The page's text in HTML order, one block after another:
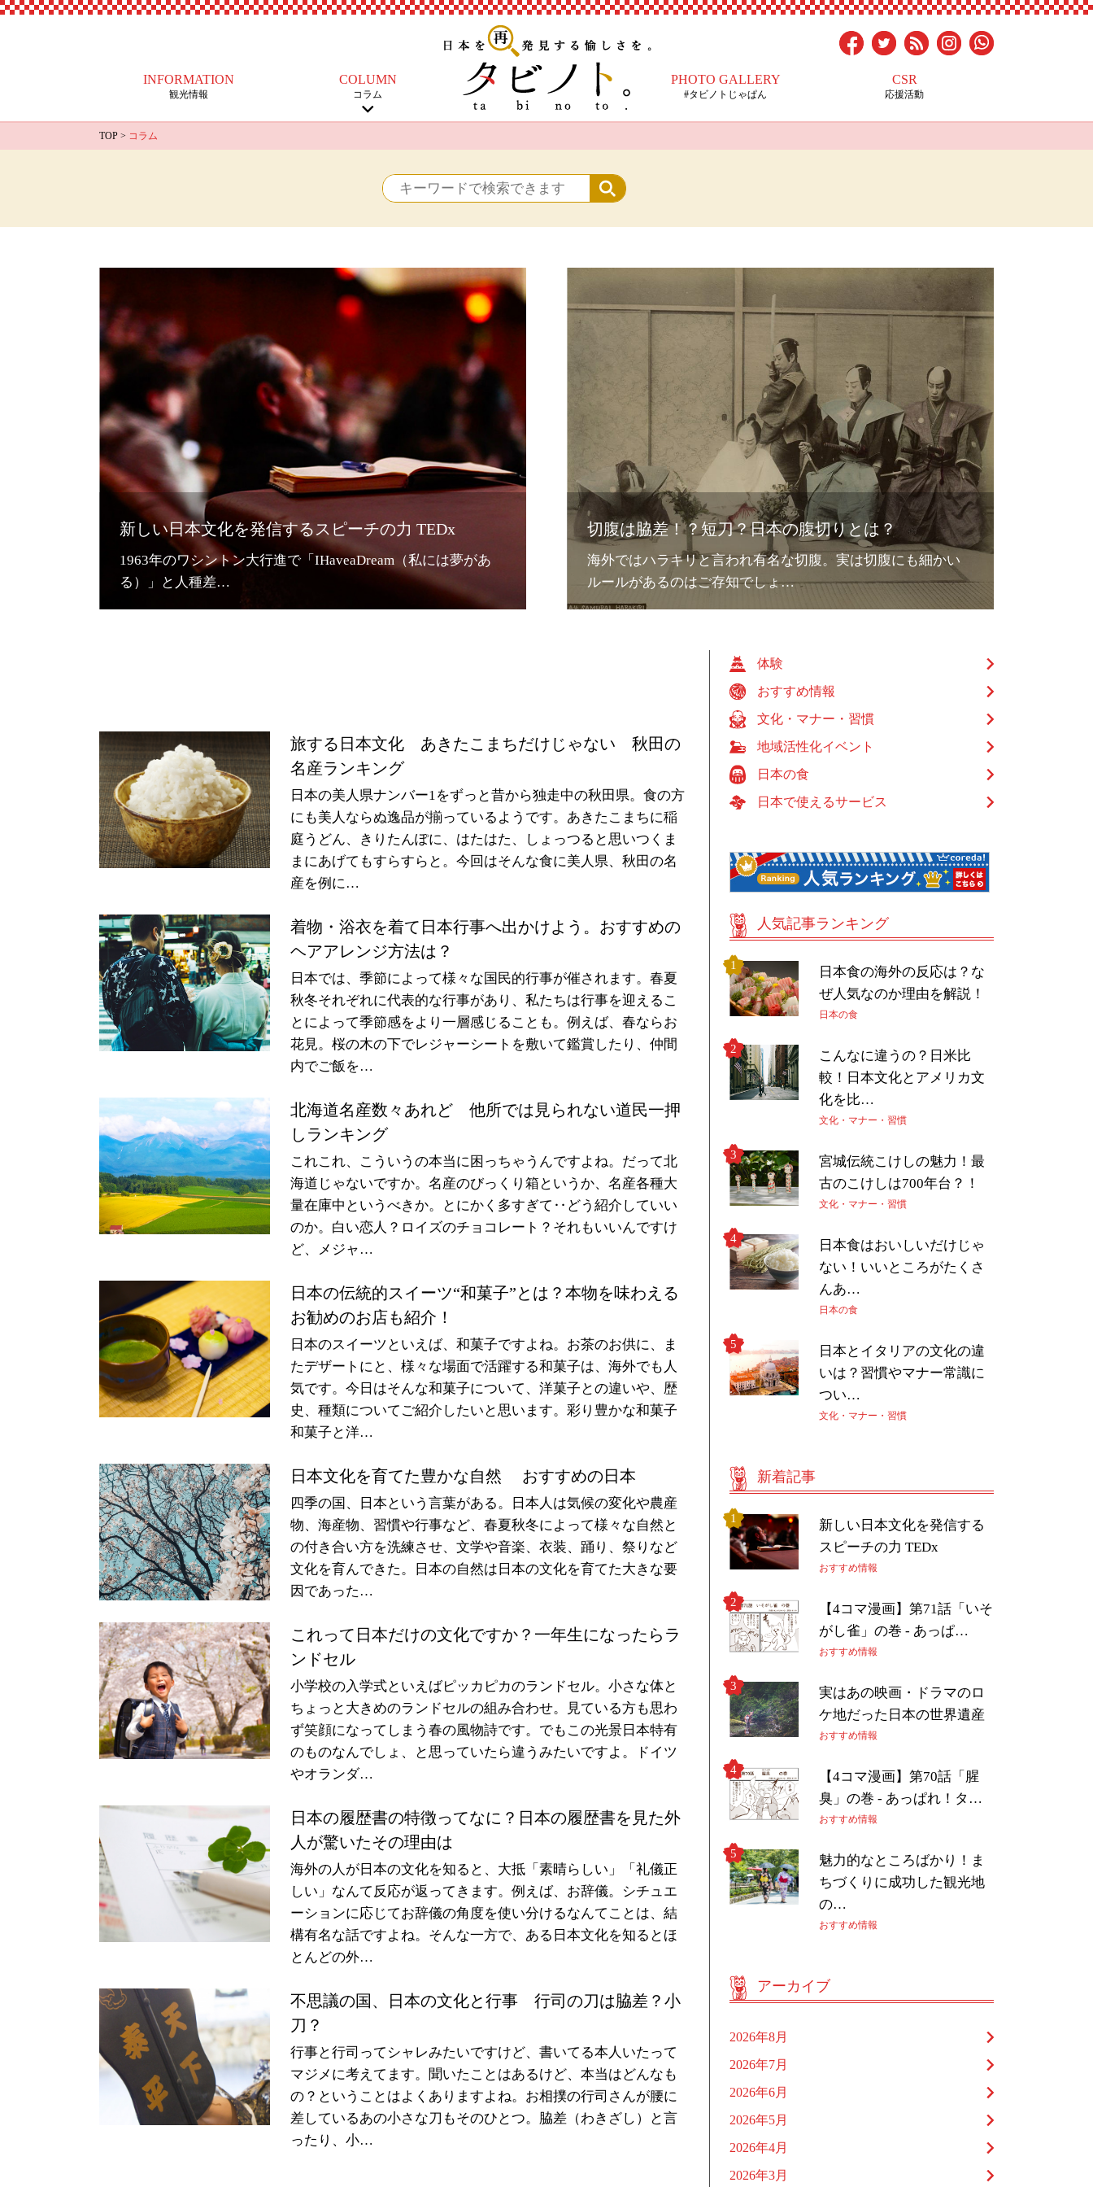
INFORMATION
観光情報
COLUMN
コラム
PHOTO GALLERY
#タビノトじゃぱん
CSR
応援活動
TOP > コラム
新しい日本文化を発信するスピーチの力 TEDx
1963年のワシントン大行進で「IHaveaDream（私には夢があ
る）」と人種差…
切腹は脇差！？短刀？日本の腹切りとは？
海外ではハラキリと言われ有名な切腹。実は切腹にも細かい
ルールがあるのはご存知でしょ…
旅する日本文化 あきたこまちだけじゃない 秋田の
名産ランキング
日本の美人県ナンバー1をずっと昔から独走中の秋田県。食の方
にも美人ならぬ逸品が揃っているようです。あきたこまちに稲
庭うどん、きりたんぽに、はたはた、しょっつると思いつくま
まにあげてもすらすらと。今回はそんな食に美人県、秋田の名
産を例に…
着物・浴衣を着て日本行事へ出かけよう。おすすめの
ヘアアレンジ方法は？
日本では、季節によって様々な国民的行事が催されます。春夏
秋冬それぞれに代表的な行事があり、私たちは行事を迎えるこ
とによって季節感をより一層感じることも。例えば、春ならお
花見。桜の木の下でレジャーシートを敷いて鑑賞したり、仲間
内でご飯を…
北海道名産数々あれど 他所では見られない道民一押
しランキング
これこれ、こういうの本当に困っちゃうんですよね。だって北
海道じゃないですか。名産のびっくり箱というか、名産各種大
量在庫中というべきか。とにかく多すぎて‥どう紹介していい
のか。白い恋人？ロイズのチョコレート？それもいいんですけ
ど、メジャ…
日本の伝統的スイーツ“和菓子”とは？本物を味わえる
お勧めのお店も紹介！
日本のスイーツといえば、和菓子ですよね。お茶のお供に、ま
たデザートにと、様々な場面で活躍する和菓子は、海外でも人
気です。今日はそんな和菓子について、洋菓子との違いや、歴
史、種類についてご紹介したいと思います。彩り豊かな和菓子
和菓子と洋…
日本文化を育てた豊かな自然 おすすめの日本
四季の国、日本という言葉がある。日本人は気候の変化や農産
物、海産物、習慣や行事など、春夏秋冬によって様々な自然と
の付き合い方を洗練させ、文学や音楽、衣装、踊り、祭りなど
文化を育んできた。日本の自然は日本の文化を育てた大きな要
因であった…
これって日本だけの文化ですか？一年生になったらラ
ンドセル
小学校の入学式といえばピッカピカのランドセル。小さな体と
ちょっと大きめのランドセルの組み合わせ。見ている方も思わ
ず笑顔になってしまう春の風物詩です。でもこの光景日本特有
のものなんでしょ、と思っていたら違うみたいですよ。ドイツ
やオランダ…
日本の履歴書の特徴ってなに？日本の履歴書を見た外
人が驚いたその理由は
海外の人が日本の文化を知ると、大抵「素晴らしい」「礼儀正
しい」なんて反応が返ってきます。例えば、お辞儀。シチュエ
ーションに応じてお辞儀の角度を使い分けるなんてことは、結
構有名な話ですよね。そんな一方で、ある日本文化を知るとほ
とんどの外…
不思議の国、日本の文化と行事 行司の刀は脇差？小
刀？
行事と行司ってシャレみたいですけど、書いてる本人いたって
マジメに考えてます。聞いたことはあるけど、本当はどんなも
の？ということはよくありますよね。お相撲の行司さんが腰に
差しているあの小さな刀もそのひとつ。脇差（わきざし）と言
ったり、小…
体験
おすすめ情報
文化・マナー・習慣
地域活性化イベント
日本の食
日本で使えるサービス
人気記事ランキング
日本食の海外の反応は？な
ぜ人気なのか理由を解説！
日本の食
こんなに違うの？日米比
較！日本文化とアメリカ文
化を比…
文化・マナー・習慣
宮城伝統こけしの魅力！最
古のこけしは700年台？！
文化・マナー・習慣
日本食はおいしいだけじゃ
ない！いいところがたくさ
んあ…
日本の食
日本とイタリアの文化の違
いは？習慣やマナー常識に
つい…
文化・マナー・習慣
新着記事
新しい日本文化を発信する
スピーチの力 TEDx
おすすめ情報
【4コマ漫画】第71話「いそ
がし雀」の巻 - あっぱ…
おすすめ情報
実はあの映画・ドラマのロ
ケ地だった日本の世界遺産
おすすめ情報
【4コマ漫画】第70話「腥
臭」の巻 - あっぱれ！タ…
おすすめ情報
魅力的なところばかり！ま
ちづくりに成功した観光地
の…
おすすめ情報
アーカイブ
2026年8月
2026年7月
2026年6月
2026年5月
2026年4月
2026年3月